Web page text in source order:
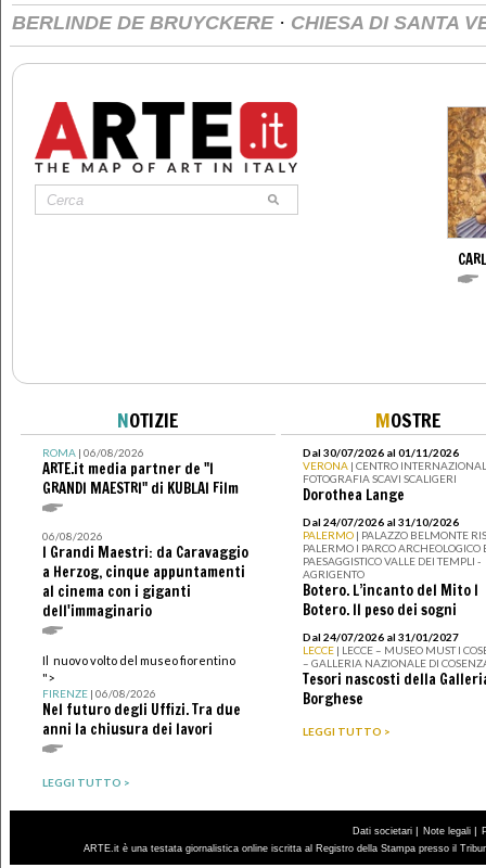
BERLINDE DE BRUYCKERE · CHIESA DI SANTA
NOTIZIE
ROMA| 06/08/2026
ARTE.it media partner de "I
GRANDI MAESTRI" di KUBLAI Film
06/08/2026
I Grandi Maestri: da Caravaggio
a Herzog, cinque appuntamenti
al cinema con i giganti
dell'immaginario
Il nuovo volto del museo fiorentino
">
FIRENZE| 06/08/2026
Nel futuro degli Uffizi. Tra due
anni la chiusura dei lavori
LEGGI TUTTO >
MOSTRE
Dal 30/07/2026 al 01/11/2026
VERONA | CENTRO
FOTOGRAFIA SCAVI SCALIGERI
Dorothea Lange
Dal 24/07/2026 al 31/10/2026
PALERMO | PALAZZO BELMONTE
PALERMO I PARCO ARCHEOLOGICO
PAESAGGISTICO VALLE DEI TEMPLI -
AGRIGENTO
Botero. L’incanto del Mito I
Botero. Il peso dei sogni
Dal 24/07/2026 al 31/01/2027
LECCE | LECCE – MUSEO MUST I
– GALLERIA NAZIONALE DI
Tesori nascosti della
Borghese
LEGGI TUTTO >
Dati societari Note legali
ARTE.it è una testata giornalistica online iscritta al Registro della Stampa presso il